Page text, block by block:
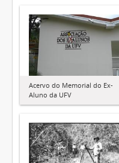
Acervo do Memorial do Ex-
Aluno da UFV